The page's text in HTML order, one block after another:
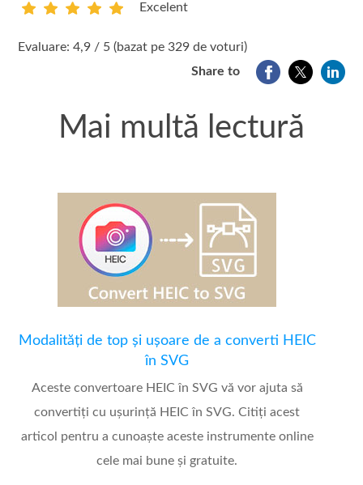
Excelent
Evaluare: 4,9 / 5 (bazat pe 329 de voturi)
Share to
Mai multă lectură
Modalități de top și ușoare de a converti HEIC
în SVG
Aceste convertoare HEIC în SVG vă vor ajuta să
convertiți cu ușurință HEIC în SVG. Citiți acest
articol pentru a cunoaște aceste instrumente online
cele mai bune și gratuite.